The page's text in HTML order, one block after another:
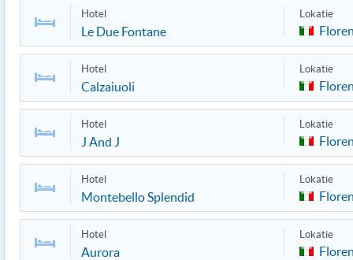
Hotel
Le Due Fontane
Lokatie
Hotel
Calzaiuoli
Lokatie
Hotel
J And J
Lokatie
Hotel
Montebello Splendid
Lokatie
Hotel
Aurora
Lokatie